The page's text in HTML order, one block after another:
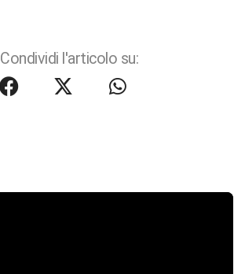
Condividi l'articolo su: